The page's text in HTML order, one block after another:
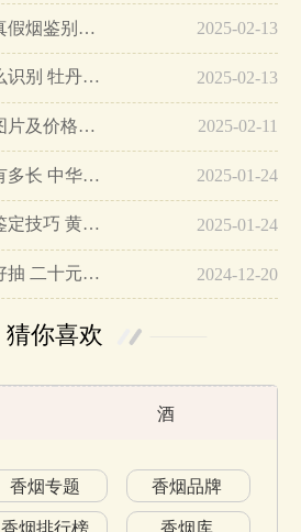
最新白沙细支和天下真假烟鉴别指南… 2025-02-13
牡丹蓝中支烟真假怎么识别 牡丹蓝中支烟真假鉴别带图… 2025-02-13
中华蛇年贺岁版香烟图片及价格大全… 2025-02-11
中华香烟保质期一般有多长 中华香烟保质期在哪里看的… 2025-01-24
黄鹤楼平安久久真伪鉴定技巧 黄鹤楼平安久久二维码在哪里… 2025-01-24
二十元左右的烟哪个好抽 二十元左右的香烟排行榜最新款… 2024-12-20
猜你喜欢
酒
香烟专题 香烟品牌